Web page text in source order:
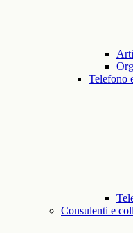
Telefono
Consulenti e